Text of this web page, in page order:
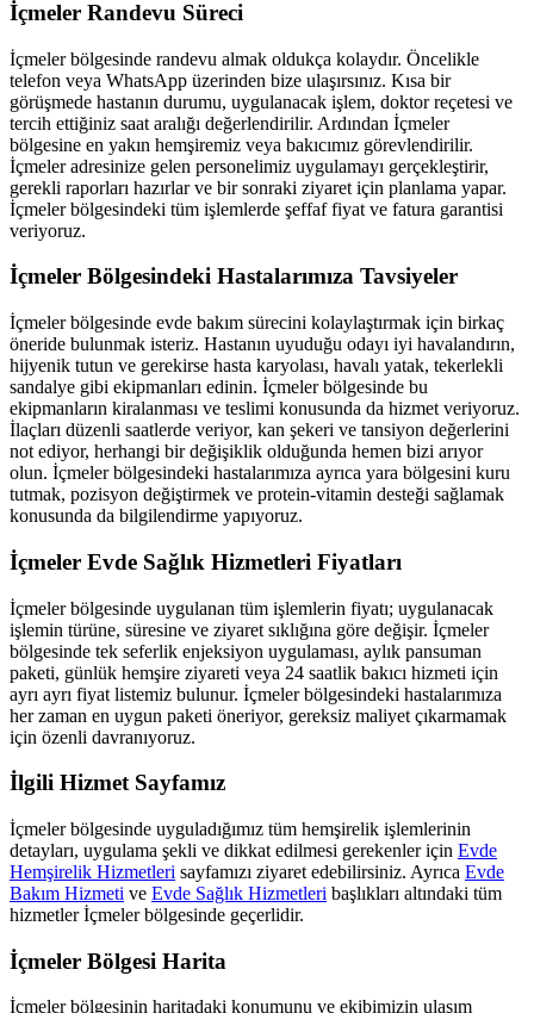
İçmeler Randevu Süreci
İçmelerbölgesinde randevu almak oldukça kolaydır. Öncelikle
telefon veya WhatsApp üzerinden bize ulaşırsınız. Kısa bir
görüşmede hastanın durumu, uygulanacak işlem, doktor reçetesi ve
tercih ettiğiniz saat aralığı değerlendirilir. Ardından İçmeler
bölgesine en yakın hemşiremiz veya bakıcımız görevlendirilir.
İçmeleradresinize gelen personelimiz uygulamayı gerçekleştirir,
gerekli raporları hazırlar ve bir sonraki ziyaret için planlama yapar.
İçmelerbölgesindeki tüm işlemlerde şeffaf fiyat ve fatura garantisi
veriyoruz.
İçmeler Bölgesindeki Hastalarımıza Tavsiyeler
İçmelerbölgesinde evde bakım sürecini kolaylaştırmak için birkaç
öneride bulunmak isteriz. Hastanın uyuduğu odayı iyi havalandırın,
hijyenik tutun ve gerekirse hasta karyolası, havalı yatak, tekerlekli
sandalye gibi ekipmanları edinin. İçmelerbölgesinde bu
ekipmanların kiralanması ve teslimi konusunda da hizmet veriyoruz.
İlaçları düzenli saatlerde veriyor, kan şekeri ve tansiyon değerlerini
not ediyor, herhangi bir değişiklik olduğunda hemen bizi arıyor
olun. İçmelerbölgesindeki hastalarımıza ayrıca yara bölgesini kuru
tutmak, pozisyon değiştirmek ve protein-vitamin desteği sağlamak
konusunda da bilgilendirme yapıyoruz.
İçmeler Evde Sağlık Hizmetleri Fiyatları
İçmelerbölgesinde uygulanan tüm işlemlerin fiyatı; uygulanacak
işlemin türüne, süresine ve ziyaret sıklığına göre değişir. İçmeler
bölgesinde tek seferlik enjeksiyon uygulaması, aylık pansuman
paketi, günlük hemşire ziyareti veya 24 saatlik bakıcı hizmeti için
ayrı ayrı fiyat listemiz bulunur. İçmelerbölgesindeki hastalarımıza
her zaman en uygun paketi öneriyor, gereksiz maliyet çıkarmamak
için özenli davranıyoruz.
İlgili Hizmet Sayfamız
İçmelerbölgesinde uyguladığımız tüm hemşirelik işlemlerinin
detayları, uygulama şekli ve dikkat edilmesi gerekenler için Evde
Hemşirelik Hizmetleri sayfamızı ziyaret edebilirsiniz. Ayrıca Evde
Bakım Hizmeti ve Evde Sağlık Hizmetleri başlıkları altındaki tüm
hizmetlerİçmelerbölgesinde geçerlidir.
İçmeler Bölgesi Harita
İçmelerbölgesinin haritadaki konumunu ve ekibimizin ulaşım